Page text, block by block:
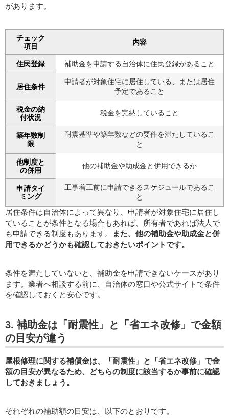
があります。
チェック
項目
内容
住民登録 補助金を申請する自治体に住民登録があること
居住条件
申請者が対象住宅に居住している、または居住
予定であること
税金の納
付状況
税金を完納していること
築年数制
限
耐震基準や築年数などの要件を満たしているこ
と
他制度と
の併用
他の補助金や助成金と併用できるか
申請タイ
ミング
工事着工前に申請できるスケジュールであるこ
と
居住条件は自治体によって異なり、申請者が対象住宅に居住し
ていることが条件となる場合もあれば、所有者であれば法人で
も申請できる制度もあります。
また、他の補助金や助成金と併
用できるかどうかも確認しておきたいポイントです。
条件を満たしていないと、補助金を申請できないケースがあり
ます。業者へ相談する前に、自治体の窓口や公式サイトで条件
を確認しておくと安心です。
3. 補助金は「耐震性」と「省エネ改修」で金額
の目安が違う
屋根修理に関する補償金は、「耐震性」と「省エネ改修」で金
額の目安が異なるため、どちらの制度に該当するか事前に確認
しておきましょう。
それぞれの補助額の目安は、以下のとおりです。